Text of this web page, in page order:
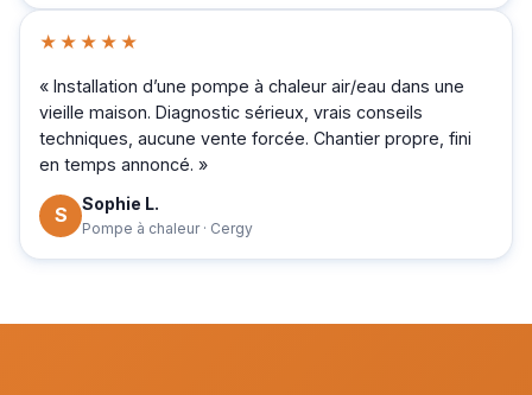
★★★★★
« Installation d’une pompe à chaleur air/eau dans une
vieille maison. Diagnostic sérieux, vrais conseils
techniques, aucune vente forcée. Chantier propre, fini
en temps annoncé. »
S Sophie L.
Pompe à chaleur · Cergy